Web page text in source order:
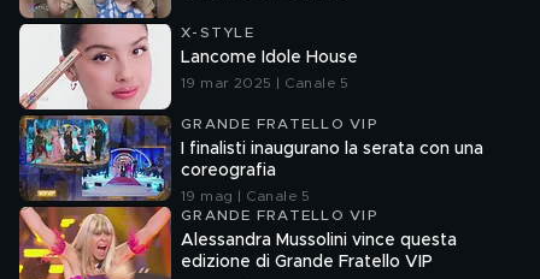
X-STYLE
Lancome Idole House
19 mar 2025 | Canale 5
GRANDE FRATELLO VIP
I finalisti inaugurano la serata con una
coreografia
19 mag | Canale 5
GRANDE FRATELLO VIP
Alessandra Mussolini vince questa
edizione di Grande Fratello VIP